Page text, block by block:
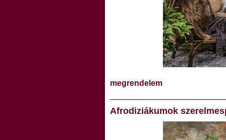
megrendelem
Afrodiziákumok